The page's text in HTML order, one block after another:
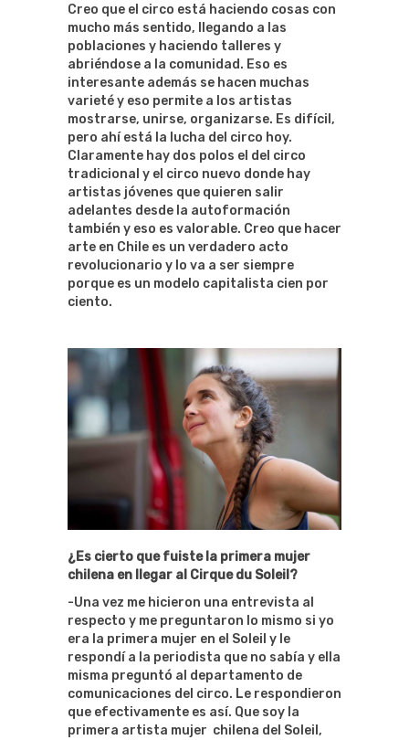
Creo que el circo está haciendo cosas con
mucho más sentido, llegando a las
poblaciones y haciendo talleres y
abriéndose a la comunidad. Eso es
interesante además se hacen muchas
varieté y eso permite a los artistas
mostrarse, unirse, organizarse. Es difícil,
pero ahí está la lucha del circo hoy.
Claramente hay dos polos el del circo
tradicional y el circo nuevo donde hay
artistas jóvenes que quieren salir
adelantes desde la autoformación
también y eso es valorable. Creo que hacer
arte en Chile es un verdadero acto
revolucionario y lo va a ser siempre
porque es un modelo capitalista cien por
ciento.
¿Es cierto que fuiste la primera mujer
chilena en llegar al Cirque du Soleil?
-Una vez me hicieron una entrevista al
respecto y me preguntaron lo mismo si yo
era la primera mujer en el Soleil y le
respondí a la periodista que no sabía y ella
misma preguntó al departamento de
comunicaciones del circo. Le respondieron
que efectivamente es así. Que soy la
primera artista mujer chilena del Soleil,